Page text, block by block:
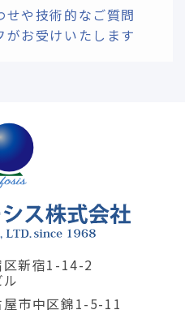
や技術的なご質問
お受けいたします
区新宿1-14-2
屋市中区錦1-5-11